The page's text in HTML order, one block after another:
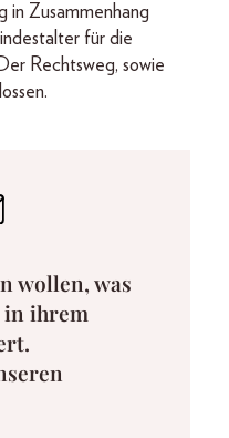
in Zusammenhang
für die
Rechtsweg, sowie
wollen, was
ihrem